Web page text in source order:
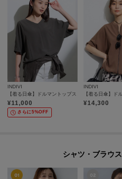
INDIVI
【着る日傘】ドルマントップス
¥11,000
さらに5%OFF
INDIVI
¥14,300
シャツ・ブラウ